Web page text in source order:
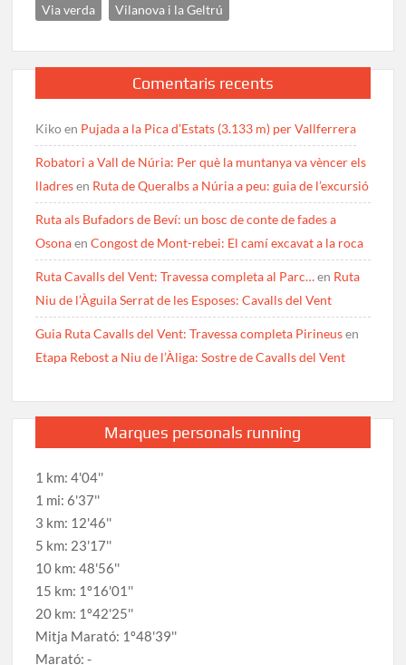
Via verda
Vilanova i la Geltrú
Comentaris recents
Kikoen Pujada a la Pica d’Estats (3.133 m) per Vallferrera
Robatori a Vall de Núria: Per què la muntanya va vèncer els
lladresen Ruta de Queralbs a Núria a peu: guia de l’excursió
Ruta als Bufadors de Beví: un bosc de conte de fades a
OsonaenCongost de Mont-rebei: El camí excavat a la roca
Ruta Cavalls del Vent: Travessa completa al Parc…en Ruta
Niu de l’Àguila Serrat de les Esposes: Cavalls del Vent
Guia Ruta Cavalls del Vent: Travessa completa Pirineusen
Etapa Rebost a Niu de l’Àliga: Sostre de Cavalls del Vent
Marques personals running
1 km: 4'04''
1 mi: 6'37''
3 km: 12'46''
5 km: 23'17''
10 km: 48'56''
15 km: 1º16'01''
20 km: 1º42'25''
Mitja Marató: 1º48'39''
Marató: -